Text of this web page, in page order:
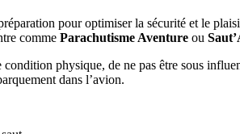
pour optimiser la sécurité et le
comme Parachutisme Aventure ou
physique, de ne pas être sous
dans l’avion.